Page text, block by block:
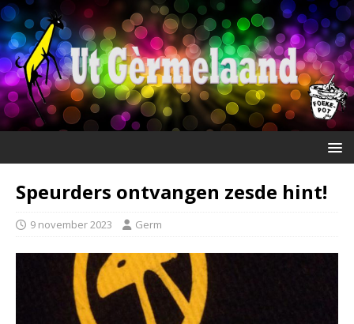
Speurders ontvangen zesde hint!
9 november 2023 Germ